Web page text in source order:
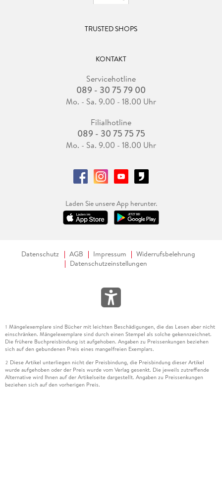
TRUSTED SHOPS
KONTAKT
Servicehotline
089 - 30 75 79 00
Mo. - Sa. 9.00 - 18.00 Uhr
Filialhotline
089 - 30 75 75 75
Mo. - Sa. 9.00 - 18.00 Uhr
Laden Sie unsere App herunter.
Datenschutz AGB Impressum
Widerrufsbelehrung
Datenschutzeinstellungen
1 Mängelexemplare sind Bücher mit leichten Beschädigungen, die das Lesen aber nicht
einschränken. Mängelexemplare sind durch einen Stempel als solche gekennzeichnet.
Die frühere Buchpreisbindung ist aufgehoben. Angaben zu Preissenkungen beziehen
sich auf den gebundenen Preis eines mangelfreien Exemplars.
2 Diese Artikel unterliegen nicht der Preisbindung, die Preisbindung dieser Artikel
wurde aufgehoben oder der Preis wurde vom Verlag gesenkt. Die jeweils zutreffende
Alternative wird Ihnen auf der Artikelseite dargestellt. Angaben zu Preissenkungen
beziehen sich auf den vorherigen Preis.